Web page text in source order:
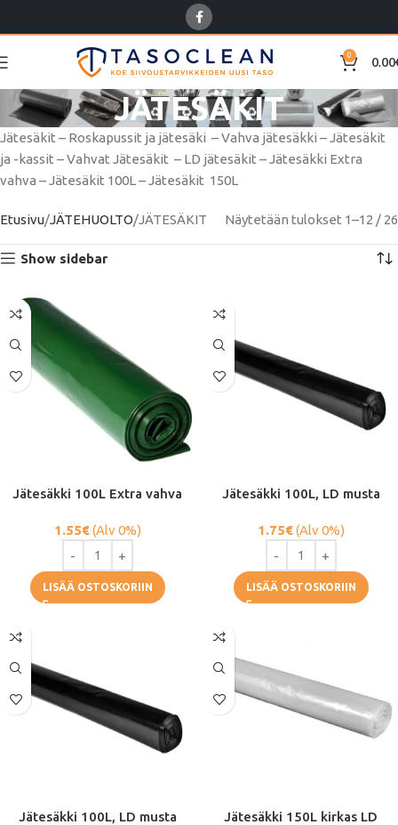
0 0.00
JÄTESÄKIT
Jätesäkit – Roskapussit ja jätesäki – Vahva jätesäkki – Jätesäkit
ja -kassit – Vahvat Jätesäkit – LD jätesäkit – Jätesäkki Extra
vahva – Jätesäkit 100L – Jätesäkit 150L
Etusivu JÄTEHUOLTO JÄTESÄKIT Näytetään tulokset 1–12 / 26
Show sidebar
Jätesäkki 100L Extra vahva
1.55€(Alv 0%)
LISÄÄ OSTOSKORIIN
Jätesäkki 100L, LD musta
1.75€(Alv 0%)
LISÄÄ OSTOSKORIIN
Jätesäkki 100L, LD musta Jätesäkki 150L kirkas LD